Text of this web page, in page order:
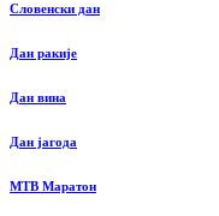
Словенски дан
Дан ракије
Дан вина
Дан јагода
MTB Маратон